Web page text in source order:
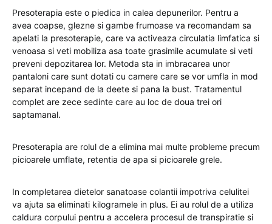
Presoterapia este o piedica in calea depunerilor. Pentru a
avea coapse, glezne si gambe frumoase va recomandam sa
apelati la presoterapie, care va activeaza circulatia limfatica si
venoasa si veti mobiliza asa toate grasimile acumulate si veti
preveni depozitarea lor. Metoda sta in imbracarea unor
pantaloni care sunt dotati cu camere care se vor umfla in mod
separat incepand de la deete si pana la bust. Tratamentul
complet are zece sedinte care au loc de doua trei ori
saptamanal.
Presoterapia are rolul de a elimina mai multe probleme precum
picioarele umflate, retentia de apa si picioarele grele.
In completarea dietelor sanatoase colantii impotriva celulitei
va ajuta sa eliminati kilogramele in plus. Ei au rolul de a utiliza
caldura corpului pentru a accelera procesul de transpiratie si